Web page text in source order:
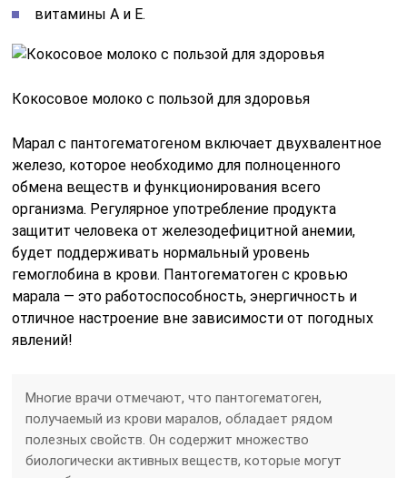
витамины А и Е.
Кокосовое молоко с пользой для здоровья
Марал с пантогематогеном включает двухвалентное
железо, которое необходимо для полноценного
обмена веществ и функционирования всего
организма. Регулярное употребление продукта
защитит человека от железодефицитной анемии,
будет поддерживать нормальный уровень
гемоглобина в крови. Пантогематоген с кровью
марала — это работоспособность, энергичность и
отличное настроение вне зависимости от погодных
явлений!
Многие врачи отмечают, что пантогематоген,
получаемый из крови маралов, обладает рядом
полезных свойств. Он содержит множество
биологически активных веществ, которые могут